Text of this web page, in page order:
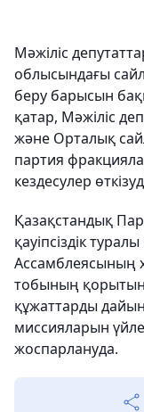
Мәжіліс
облысындағы
беру барысын
қатар, Мәжіліс
және Орталық
партия
кездесулер
Қазақстандық
қауіпсіздік
Ассамблеясының
тобының
құжаттарды
миссияларын
жоспарлануда.